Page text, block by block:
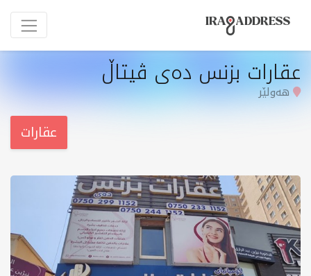
عقارات بزنس دەی ڤیتاڵ
هەولێر
عقارات